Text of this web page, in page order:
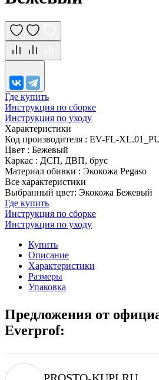
Где купить
Инструкция по сборке
Инструкция по уходу
Характеристики
Код производителя : EV-FL-
Цвет : Бежевый
Каркас : ДСП, ДВП, брус
Материал обивки : Экокожа Pegaso
Все характеристики
Выбранный цвет: Экокожа Бежевый
Где купить
Инструкция по сборке
Инструкция по уходу
Купить
Описание
Характеристики
Размеры
Упаковка
Предложения от
Everprof: